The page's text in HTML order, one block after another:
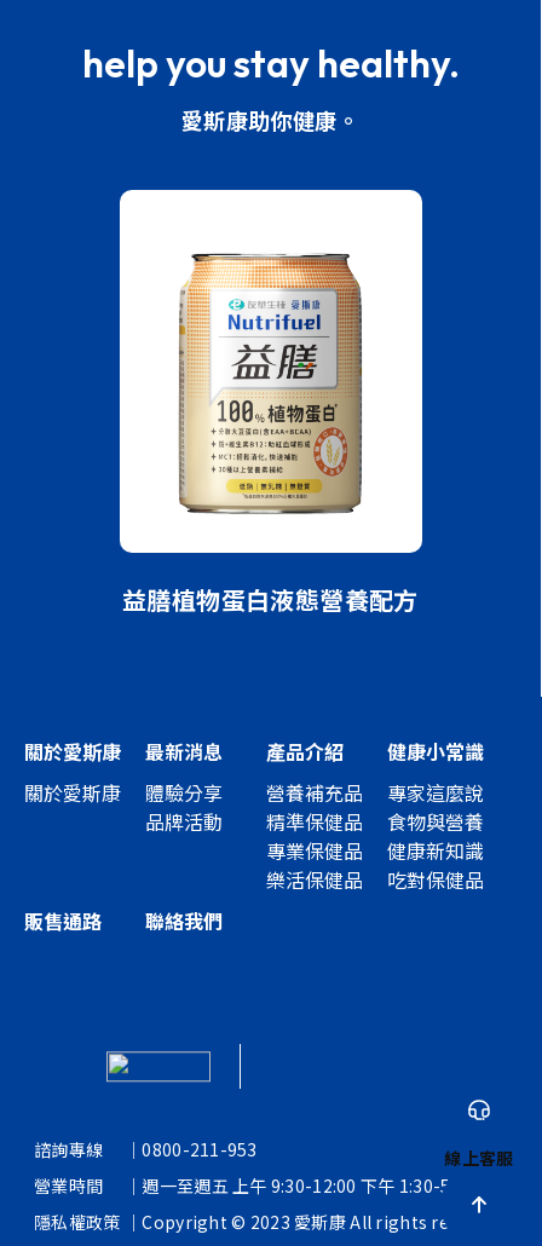
線上客服
help you stay healthy.
愛斯康助你健康。
益膳植物蛋白液態營養配方
關於愛斯康
關於愛斯康
最新消息
體驗分享
品牌活動
產品介紹
營養補充品
精準保健品
專業保健品
樂活保健品
健康小常識
專家這麼說
食物與營養
健康新知識
吃對保健品
販售通路
聯絡我們
諮詢專線 ｜0800-211-953
營業時間
｜週一至週五 上午 9:30-12:00 下午 1:30-5:30
隱私權政策 ｜Copyright © 2023 愛斯康 All rights reserved.